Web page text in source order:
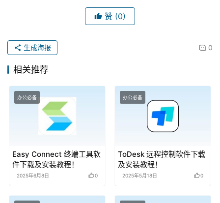
赞 (0)
0
生成海报
相关推荐
办公必备
Easy Connect 终端工具软
件下载及安装教程！
2025年6月8日 0
办公必备
ToDesk 远程控制软件下载
及安装教程！
2025年5月18日 0